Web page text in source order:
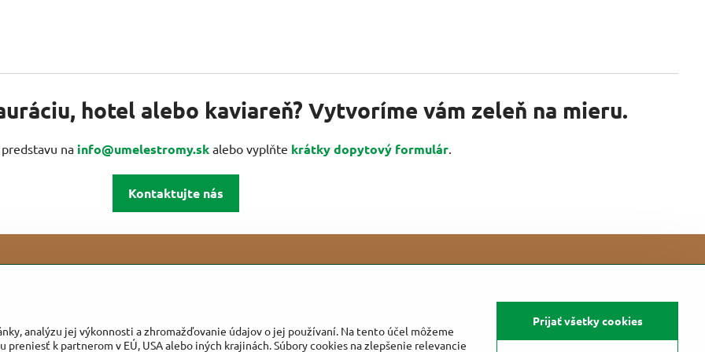
hotel alebo kaviareň? Vytvoríme vám zeleň na mieru.
na info@umelestromy.sk alebo vyplňte krátky dopytový formulár.
Kontaktujte nás
analýzu jej výkonnosti a zhromažďovanie údajov o jej používaní. Na tento účel môžeme
k partnerom v EÚ, USA alebo iných krajinách. Súbory cookies na zlepšenie relevancie
Prijať všetky cookies